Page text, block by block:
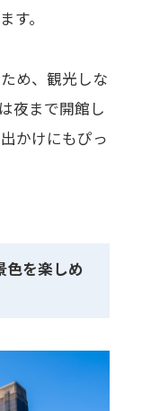
す。
め、観光しな
夜まで開館し
かけにもぴっ
色を楽しめ